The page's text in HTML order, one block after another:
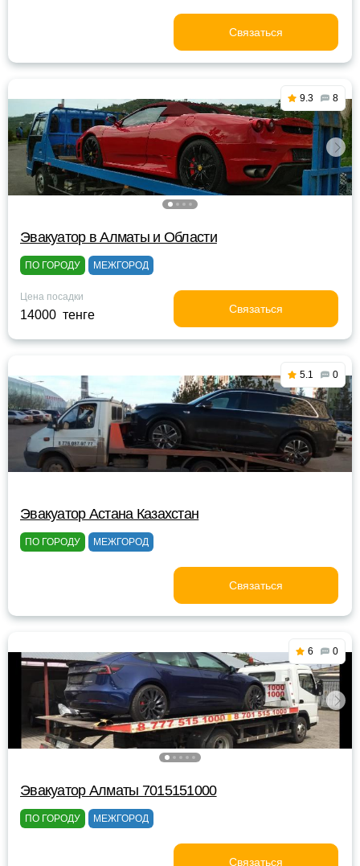
Связаться
9.3 8
Эвакуатор в Алматы и Области
ПО ГОРОДУ МЕЖГОРОД
Цена посадки
14000 тенге Связаться
5.1 0
Эвакуатор Астана Казахстан
ПО ГОРОДУ МЕЖГОРОД
Связаться
6 0
Эвакуатор Алматы 7015151000
ПО ГОРОДУ МЕЖГОРОД
Связаться